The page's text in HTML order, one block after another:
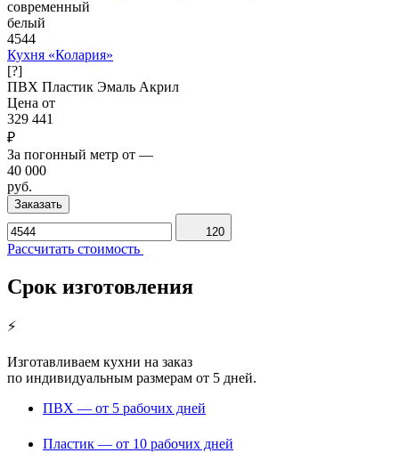
современный
белый
4544
Кухня «Колария»
[?]
ПВХ Пластик Эмаль Акрил
Цена от
329 441
₽
За погонный метр от —
40 000
руб.
Заказать
120
Рассчитать стоимость
Срок изготовления
⚡
Изготавливаем кухни на заказ
по индивидуальным размерам от 5 дней.
ПВХ — от 5 рабочих дней
Пластик — от 10 рабочих дней